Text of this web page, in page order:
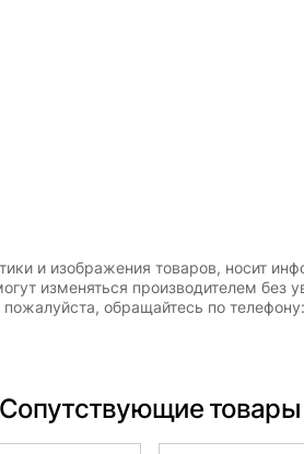
и изображения товаров, носит
изменяться производителем без
обращайтесь по
Сопутствующие товары